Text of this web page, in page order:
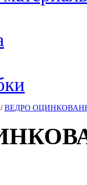
/ВЕДРО